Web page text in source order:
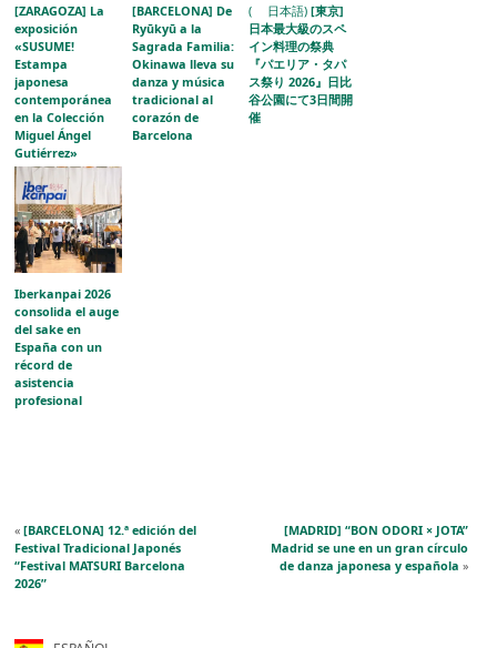
[ZARAGOZA] La
exposición
«SUSUME!
Estampa
japonesa
contemporánea
en la Colección
Miguel Ángel
Gutiérrez»
acerca la
evolución del
grabado japonés
al público
aragonés
[BARCELONA] De
Ryūkyū a la
Sagrada Familia:
Okinawa lleva su
danza y música
tradicional al
corazón de
Barcelona
( 日本語)[東京]
日本最大級のスペ
イン料理の祭典
『パエリア・タパ
ス祭り 2026』日比
谷公園にて3日間開
催
Iberkanpai 2026
consolida el auge
del sake en
España con un
récord de
asistencia
profesional
«[BARCELONA] 12.ª edición del
Festival Tradicional Japonés
“Festival MATSURI Barcelona
2026”
[MADRID] “BON ODORI × JOTA”
Madrid se une en un gran círculo
de danza japonesa y española »